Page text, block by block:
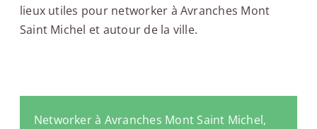
lieux utiles pour networker à Avranches Mont
Saint Michel et autour de la ville.
Networker à Avranches Mont Saint Michel,